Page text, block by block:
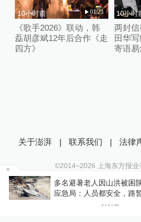
10小时前 01:23
《歌手2026》联动，韩
磊胡彦斌12年后合作《走
四方》
10小时
两封信
田华
寄语
你有权知道更多
下载澎湃新闻客户端
山里，县
关于澎湃 | 联系我们 | 法律
©2014~2026 上海东方报业
沪ICP证：沪B2-20170116 | 沪
互联网新闻信息服务许可证：
沪公网安备